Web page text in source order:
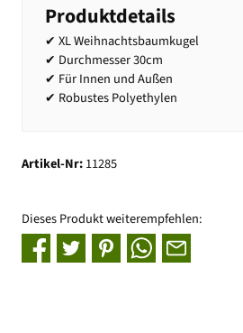
Produktdetails
✔ XL Weihnachtsbaumkugel
✔ Durchmesser 30cm
✔ Für Innen und Außen
✔ Robustes Polyethylen
Artikel-Nr:11285
Dieses Produkt weiterempfehlen: